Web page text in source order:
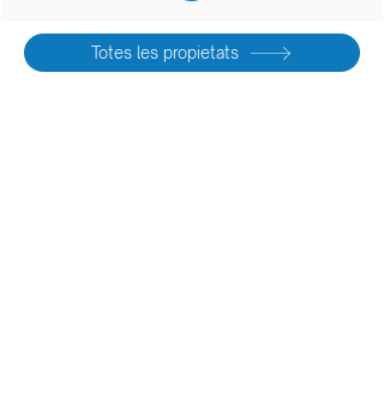
Totes les propietats